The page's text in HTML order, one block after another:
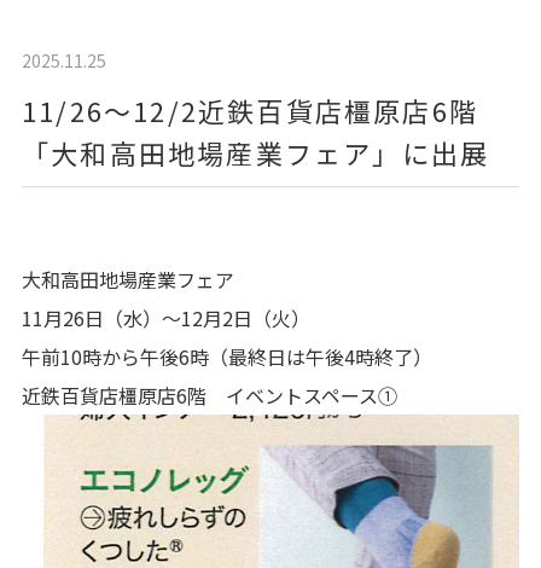
2025.11.25
11/26～12/2近鉄百貨店橿原店6階
「大和高田地場産業フェア」に出展
大和高田地場産業フェア
11月26日（水）～12月2日（火）
午前10時から午後6時（最終日は午後4時終了）
近鉄百貨店橿原店6階 イベントスペース①